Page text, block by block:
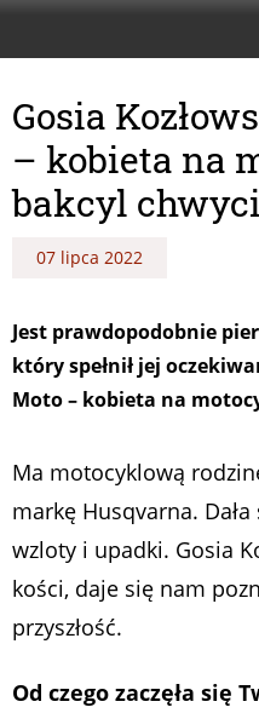
Gosia
– kobieta na
bakcyl
07 lipca 2022
Jest prawdopodobnie
który spełnił jej
Moto – kobieta na
Ma motocyklową
markę Husqvarna.
wzloty i upadki. Gosia
kości, daje się nam
przyszłość.
Od czego zaczęła się